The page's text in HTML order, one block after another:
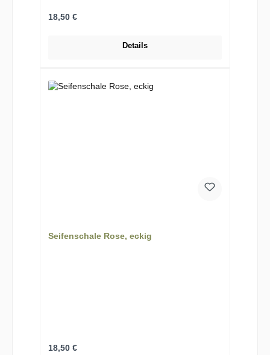
Regulärer Preis:
18,50 €
Details
Seifenschale Rose, eckig
Regulärer Preis:
18,50 €